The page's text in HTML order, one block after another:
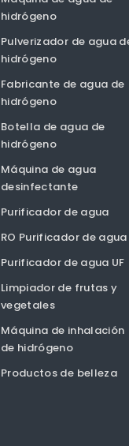
hidrógeno
Pulverizador de agua
hidrógeno
Fabricante de agua de
hidrógeno
Botella de agua de
hidrógeno
Máquina de agua
desinfectante
Purificador de agua
RO Purificador de agua
Purificador de agua UF
Limpiador de frutas y
vegetales
Máquina de inhalación
de hidrógeno
Productos de belleza